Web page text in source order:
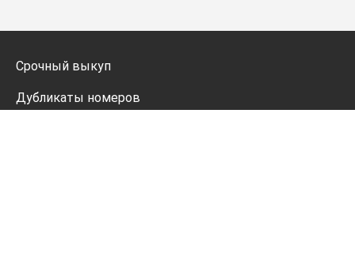
Срочный выкуп
Дубликаты номеров